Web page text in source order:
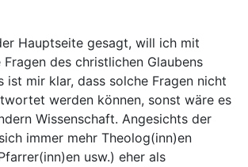
Hauptseite gesagt, will ich mit
des christlichen Glaubens
ist mir klar, dass solche Fragen nicht
werden können, sonst wäre es
Wissenschaft. Angesichts der
immer mehr Theolog(inn)en
usw.) eher als